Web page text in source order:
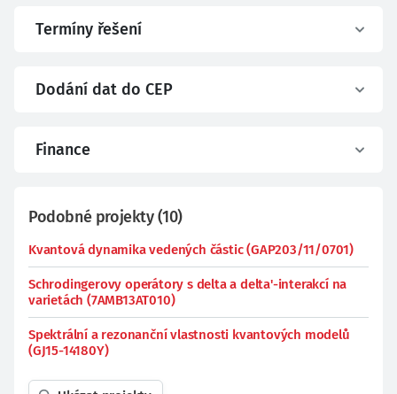
Termíny řešení
Dodání dat do CEP
Finance
Podobné projekty(10)
Kvantová dynamika vedených částic (GAP203/11/0701)
Schrodingerovy operátory s delta a delta'-interakcí na
varietách (7AMB13AT010)
Spektrální a rezonanční vlastnosti kvantových modelů
(GJ15-14180Y)